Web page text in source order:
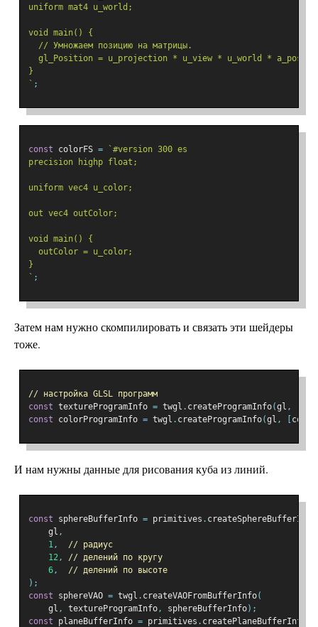
uniform mat4 u_world;
void main() {
  // Умножаем позицию на матрицы.
gl_Position = u_projection * u_view * u_world *
}
` ;
const colorFS =
`#version 300 es
precision highp float;
uniform vec4 u_color;
out vec4 outColor;
void main() {
  outColor = u_color;
}
` ;
Затем нам нужно скомпилировать и связать эти шейдеры
тоже.
// настройка GLSL программ
const textureProgramInfo = twgl . createProgramInfo(gl ,
const colorProgramInfo = twgl . createProgramInfo(gl ,
И нам нужны данные для рисования куба из линий.
const sphereBufferInfo = primitives . createSphereBufferInfo
    gl
,
1,
// радиус
12,
// делений по кругу
6,
// делений по высоте
);
const sphereVAO = twgl . createVAOFromBufferInfo(
    gl
, textureProgramInfo, sphereBufferInfo);
const planeBufferInfo = primitives . createPlaneBufferInfo